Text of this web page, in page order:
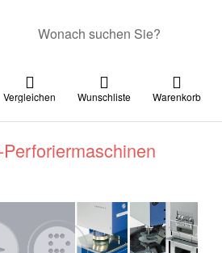
Vergleichen Wunschliste Warenkorb